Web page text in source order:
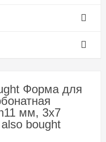
Форма для
мм, 3х7
bought